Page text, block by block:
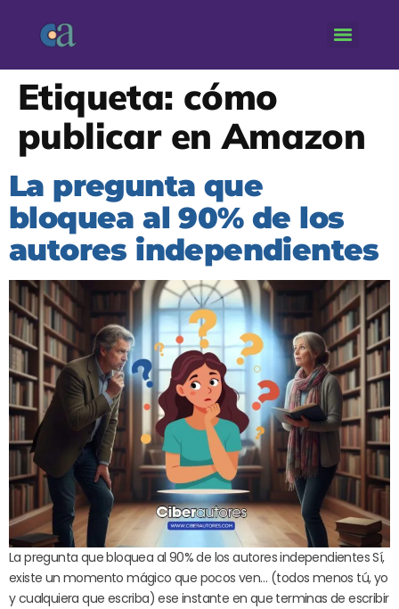
Etiqueta: cómo
publicar en Amazon
La pregunta que
bloquea al 90% de los
autores independientes
La pregunta que bloquea al 90% de los autores independientes Sí,
existe un momento mágico que pocos ven… (todos menos tú, yo
y cualquiera que escriba) ese instante en que terminas de escribir